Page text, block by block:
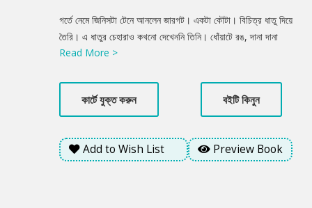
Product
Summery
গর্তে নেমে জিনিসটা টেনে আনলেন জারগট। একটা কৌটা। বিচিত্র ধাতু দিয়ে
তৈরি। এ ধাতুর চেহারাও কখনো দেখেননি তিনি। ধোঁয়াটে রঙ, দানা দানা
চেহারা। অনেকদিন মাটি চাপার ফলে চেকনাই হারিয়েছে। চিড়ও খেয়ে গেছে
জোর করে খুলতে গেলেন জারগট। সঙ্গে সঙ্গে হাতের চাপে গুঁড়িয়ে গেল অজ্ঞাত
ধাতুর কৌটাটা। বহু বছরের পুরোনো তো। ধাতুর আর কিছু ছিল না ওটায়।
ভেতরের কৌটা থেকে বের করল একটা ম্যাড়ম্যাড়ে পাণ্ডুলিপি। খুদে খুদে হরফে
সুন্দর করে কী যেন লেখা রয়েছে তাতে। হরফগুলো অদ্ভুত। জীবনে দেখেননি
জারগট। কী লেখা আছে ওই অদ্ভুত পাণ্ডুলিপিতে?
Read More >
কার্টে যুক্ত করুন বইটি কিনুন
Add to Wish List Preview Book